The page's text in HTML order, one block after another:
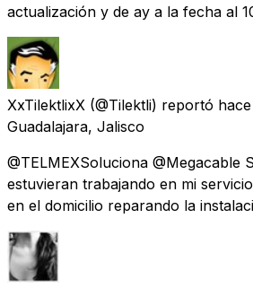
actualización y de ay a la fecha al
XxTilektlixX (@Tilektli) reportó
Guadalajara, Jalisco
@TELMEXSoluciona @Megacable
estuvieran trabajando en mi
en el domicilio reparando la